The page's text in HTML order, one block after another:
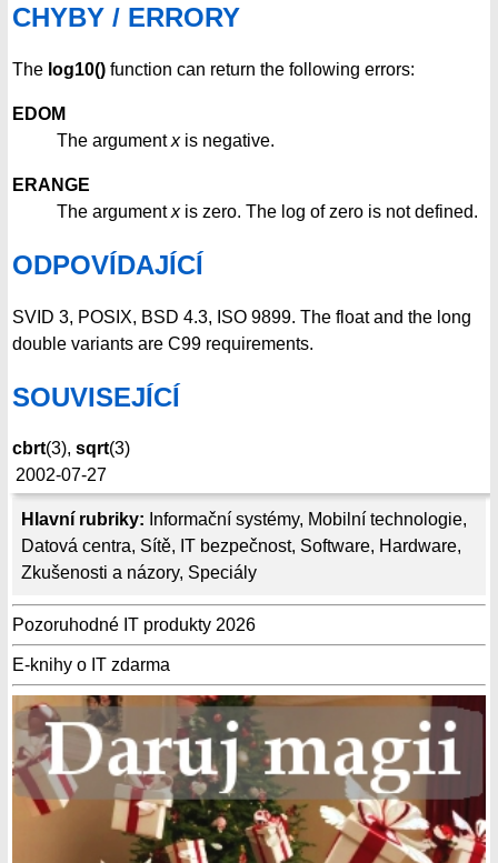
Hlavní rubriky: Informační systémy, Mobilní technologie,
Datová centra, Sítě, IT bezpečnost, Software, Hardware,
Zkušenosti a názory, Speciály
Pozoruhodné IT produkty 2026
E-knihy o IT zdarma
CHYBY / ERRORY
The log10() function can return the following errors:
EDOM
The argumentxis negative.
ERANGE
The argumentxis zero. The log of zero is not defined.
ODPOVÍDAJÍCÍ
SVID 3, POSIX, BSD 4.3, ISO 9899. The float and the long
double variants are C99 requirements.
SOUVISEJÍCÍ
cbrt(3), sqrt(3)
2002-07-27